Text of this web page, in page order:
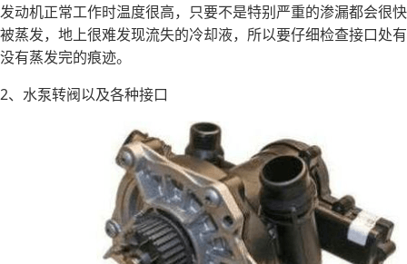
发动机正常工作时温度很高，只要不是特别严重的渗漏都会很快
被蒸发，地上很难发现流失的冷却液，所以要仔细检查接口处有
没有蒸发完的痕迹。
2、水泵转阀以及各种接口